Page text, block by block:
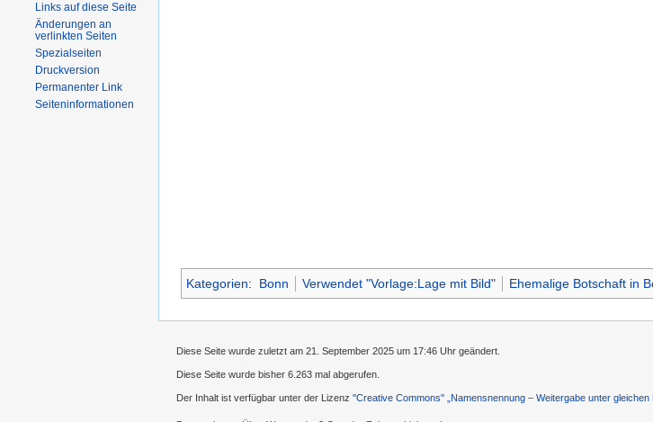
Kategorien: Bonn Verwendet "Vorlage:Lage mit Bild" Ehemalige Botschaft in
Links auf diese Seite
Änderungen an
verlinkten Seiten
Spezialseiten
Druckversion
Permanenter Link
Seiteninformationen
Diese Seite wurde zuletzt am 21. September 2025 um 17:46 Uhr geändert.
Diese Seite wurde bisher 6.263 mal abgerufen.
Der Inhalt ist verfügbar unter der Lizenz ''Creative Commons'' „Namensnennung – Weitergabe unter gleichen